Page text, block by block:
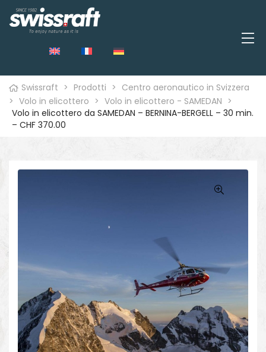
Swissraft > Prodotti > Centro aeronautico in Svizzera
> Volo in elicottero > Volo in elicottero - SAMEDAN >
Volo in elicottero da SAMEDAN – BERNINA-BERGELL – 30 min.
– CHF 370.00